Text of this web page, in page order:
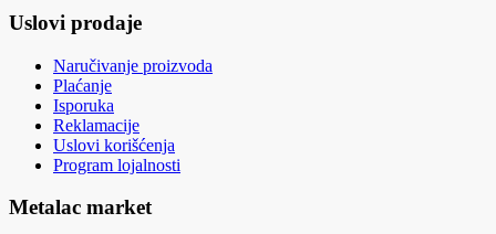
Uslovi prodaje
Naručivanje proizvoda
Plaćanje
Isporuka
Reklamacije
Uslovi korišćenja
Program lojalnosti
Metalac market